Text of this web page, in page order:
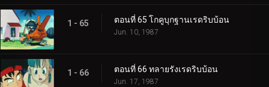
1 - 65 ตอนที่ 65 โกคูบุกฐานเรดริบบ้อน
Jun. 10, 1987
1 - 66 ตอนที่ 66 ทลายรังเรดริบบ้อน
Jun. 17, 1987